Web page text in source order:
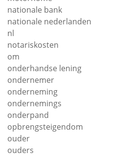
nationale bank
nationale nederlanden
nl
notariskosten
om
onderhandse lening
ondernemer
onderneming
ondernemings
onderpand
opbrengsteigendom
ouder
ouders